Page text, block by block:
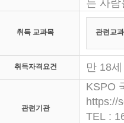
는 사람
취득 교과목 관련교
취득자격요건 만 18
관련기관
KSPO
https://
TEL :